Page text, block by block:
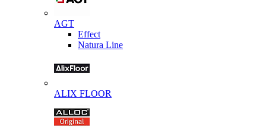
AGT
Effect
Natura Line
ALIX FLOOR